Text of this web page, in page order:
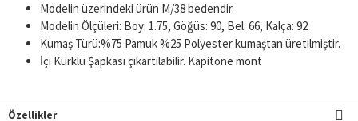
Modelin üzerindeki ürün M/38 bedendir.
Modelin Ölçüleri: Boy: 1.75, Göğüs: 90, Bel: 66, Kalça: 92
Kumaş Türü:%75 Pamuk %25 Polyester kumaştan üretilmiştir.
İçi Kürklü Şapkası çıkartılabilir. Kapitone mont
Özellikler